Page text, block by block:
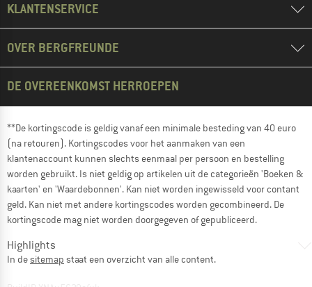
KLANTENSERVICE
OVER BERGFREUNDE
DE OVEREENKOMST HERROEPEN
**De kortingscode is geldig vanaf een minimale besteding van 40 euro
(na retouren). Kortingscodes voor het aanmaken van een
klantenaccount kunnen slechts eenmaal per persoon en bestelling
worden gebruikt. Is niet geldig op artikelen uit de categorieën 'Boeken &
kaarten' en 'Waardebonnen'. Kan niet worden ingewisseld voor contant
geld. Kan niet met andere kortingscodes worden gecombineerd. De
kortingscode mag niet worden doorgegeven of gepubliceerd.
Highlights
In desitemap staat een overzicht van alle content.